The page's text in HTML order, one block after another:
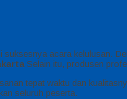
acara kelulusan.
Selain itu, produsen
tepat waktu dan
seluruh peserta.